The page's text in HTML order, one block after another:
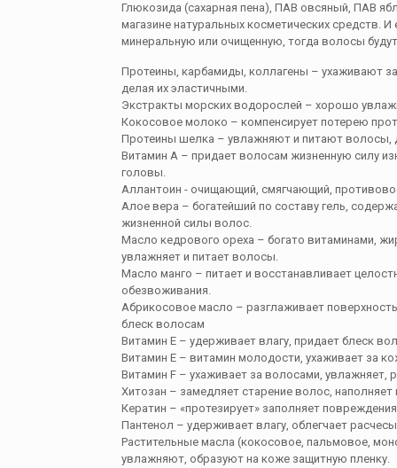
Глюкозида (сахарная пена), ПАВ овсяный, ПАВ
магазине натуральных косметических средств.
минеральную или очищенную, тогда волосы
Протеины, карбамиды, коллагены – ухаживают
делая их эластичными.
Экстракты морских водорослей – хорошо
Кокосовое молоко – компенсирует потерею
Протеины шелка – увлажняют и питают волосы,
Витамин А – придает волосам жизненную силу
головы.
Аллантоин - очищающий, смягчающий,
Алое вера – богатейший по составу гель,
жизненной силы волос.
Масло кедрового ореха – богато витаминами,
увлажняет и питает волосы.
Масло манго – питает и восстанавливает
обезвоживания.
Абрикосовое масло – разглаживает
блеск волосам
Витамин Е – удерживает влагу, придает блеск
Витамин Е – витамин молодости, ухаживает за
Витамин F – ухаживает за волосами, увлажняет,
Хитозан – замедляет старение волос, наполняет
Кератин – «протезирует» заполняет
Пантенол – удерживает влагу, облегчает
Растительные масла (кокосовое, пальмовое,
увлажняют, образуют на коже защитную пленку.